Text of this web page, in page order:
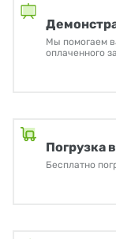
Мы помогаем
оплаченного
Погрузка
Бесплатно